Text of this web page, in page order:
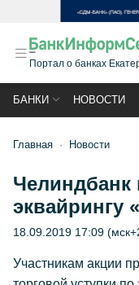
Портал о банках
БАНКИ НОВОСТИ
Главная Новости
эквайрингу
18.09.2019 17:09
Участникам акции